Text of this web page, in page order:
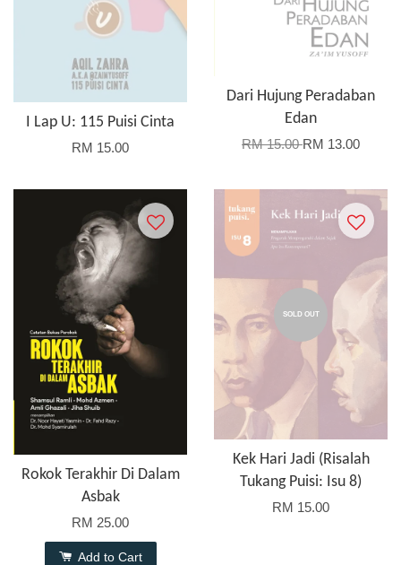
I Lap U: 115 Puisi Cinta
RM 15.00
Dari Hujung Peradaban
Edan
RM 15.00RM 13.00
Rokok Terakhir Di Dalam
Asbak
RM 25.00
Add to Cart
SOLD OUT
Kek Hari Jadi (Risalah
Tukang Puisi: Isu 8)
RM 15.00